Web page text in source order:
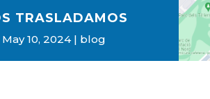
TRASLADAMOS
May 10, 2024 blog